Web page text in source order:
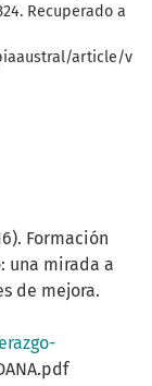
Recuperado a
article/v
Formación
una mirada a
de mejora.